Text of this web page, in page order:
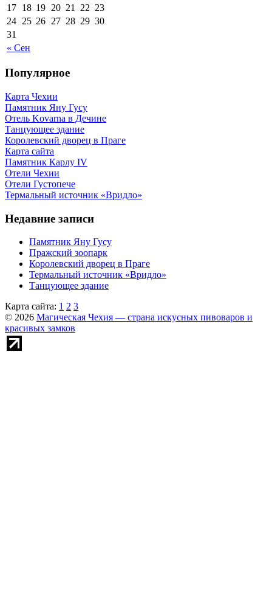
« Сен
17 18 19 20 21 22 23
24 25 26 27 28 29 30
31
Популярное
Карта Чехии
Памятник Яну Гусу
Отель Kovarna в Дечине
Танцующее здание
Королевский дворец в Праге
Карта сайта
Памятник Карлу IV
Отели Чехии
Отели Густопече
Термальный источник «Вридло»
Недавние записи
Памятник Яну Гусу
Пражский зоопарк
Королевский дворец в Праге
Термальный источник «Вридло»
Танцующее здание
Карта сайта: 1 2 3
© 2026 Магическая Чехия — страна искусных пивоваров и
красивых замков